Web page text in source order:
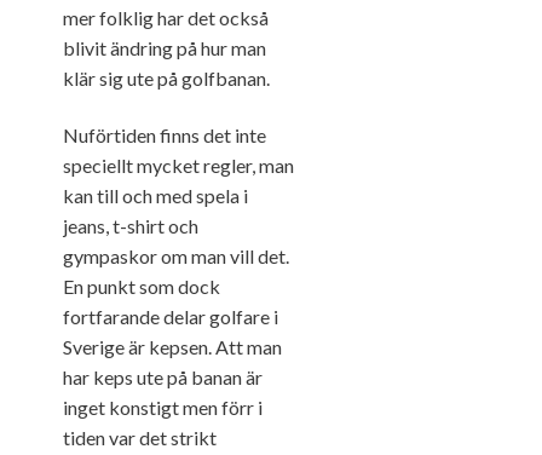
mer folklig har det också
blivit ändring på hur man
klär sig ute på golfbanan.
Nuförtiden finns det inte
speciellt mycket regler, man
kan till och med spela i
jeans, t-shirt och
gympaskor om man vill det.
En punkt som dock
fortfarande delar golfare i
Sverige är kepsen. Att man
har keps ute på banan är
inget konstigt men förr i
tiden var det strikt